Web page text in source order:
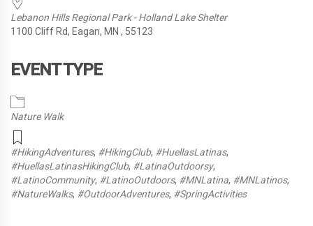
Lebanon Hills Regional Park - Holland Lake Shelter
1100 Cliff Rd, Eagan, MN , 55123
EVENT TYPE
Nature Walk
#HikingAdventures, #HikingClub, #HuellasLatinas,
#HuellasLatinasHikingClub, #LatinaOutdoorsy,
#LatinoCommunity, #LatinoOutdoors, #MNLatina, #MNLatinos,
#NatureWalks, #OutdoorAdventures, #SpringActivities